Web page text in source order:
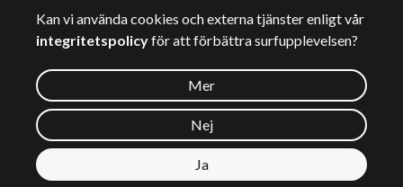
🇸🇪Sverige
©2026Wannasport.dk
Privata uppgifter
Kan vi använda cookies och externa tjänster enligt vår
integritetspolicyför att förbättra surfupplevelsen?
Mer
Nej
Ja